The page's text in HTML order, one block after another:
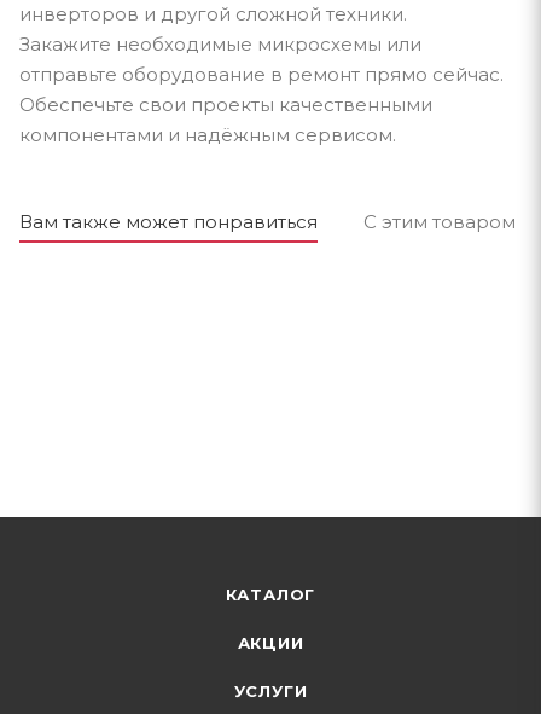
инверторов и другой сложной техники.
Закажите необходимые микросхемы или
отправьте оборудование в ремонт прямо сейчас.
Обеспечьте свои проекты качественными
компонентами и надёжным сервисом.
Вам также может понравиться С этим товаром
КАТАЛОГ
АКЦИИ
УСЛУГИ